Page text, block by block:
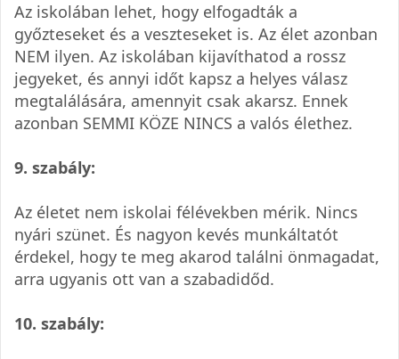
Az iskolában lehet, hogy elfogadták a
győzteseket és a veszteseket is. Az élet azonban
NEM ilyen. Az iskolában kijavíthatod a rossz
jegyeket, és annyi időt kapsz a helyes válasz
megtalálására, amennyit csak akarsz. Ennek
azonban SEMMI KÖZE NINCS a valós élethez.
9. szabály:
Az életet nem iskolai félévekben mérik. Nincs
nyári szünet. És nagyon kevés munkáltatót
érdekel, hogy te meg akarod találni önmagadat,
arra ugyanis ott van a szabadidőd.
10. szabály: